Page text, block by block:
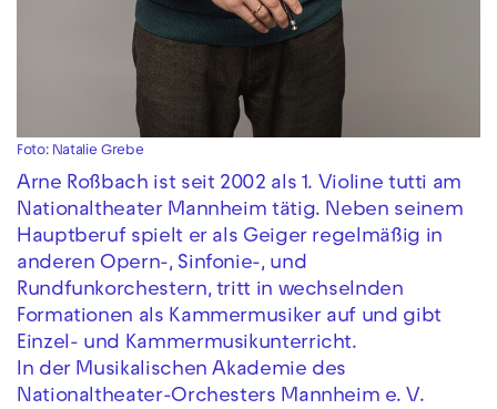
Foto: Natalie Grebe
Arne Roßbach ist seit 2002 als 1. Violine tutti am
Nationaltheater Mannheim tätig. Neben seinem
Hauptberuf spielt er als Geiger regelmäßig in
anderen Opern-, Sinfonie-, und
Rundfunkorchestern, tritt in wechselnden
Formationen als Kammermusiker auf und gibt
Einzel- und Kammermusikunterricht.
In der Musikalischen Akademie des
Nationaltheater-Orchesters Mannheim e. V.